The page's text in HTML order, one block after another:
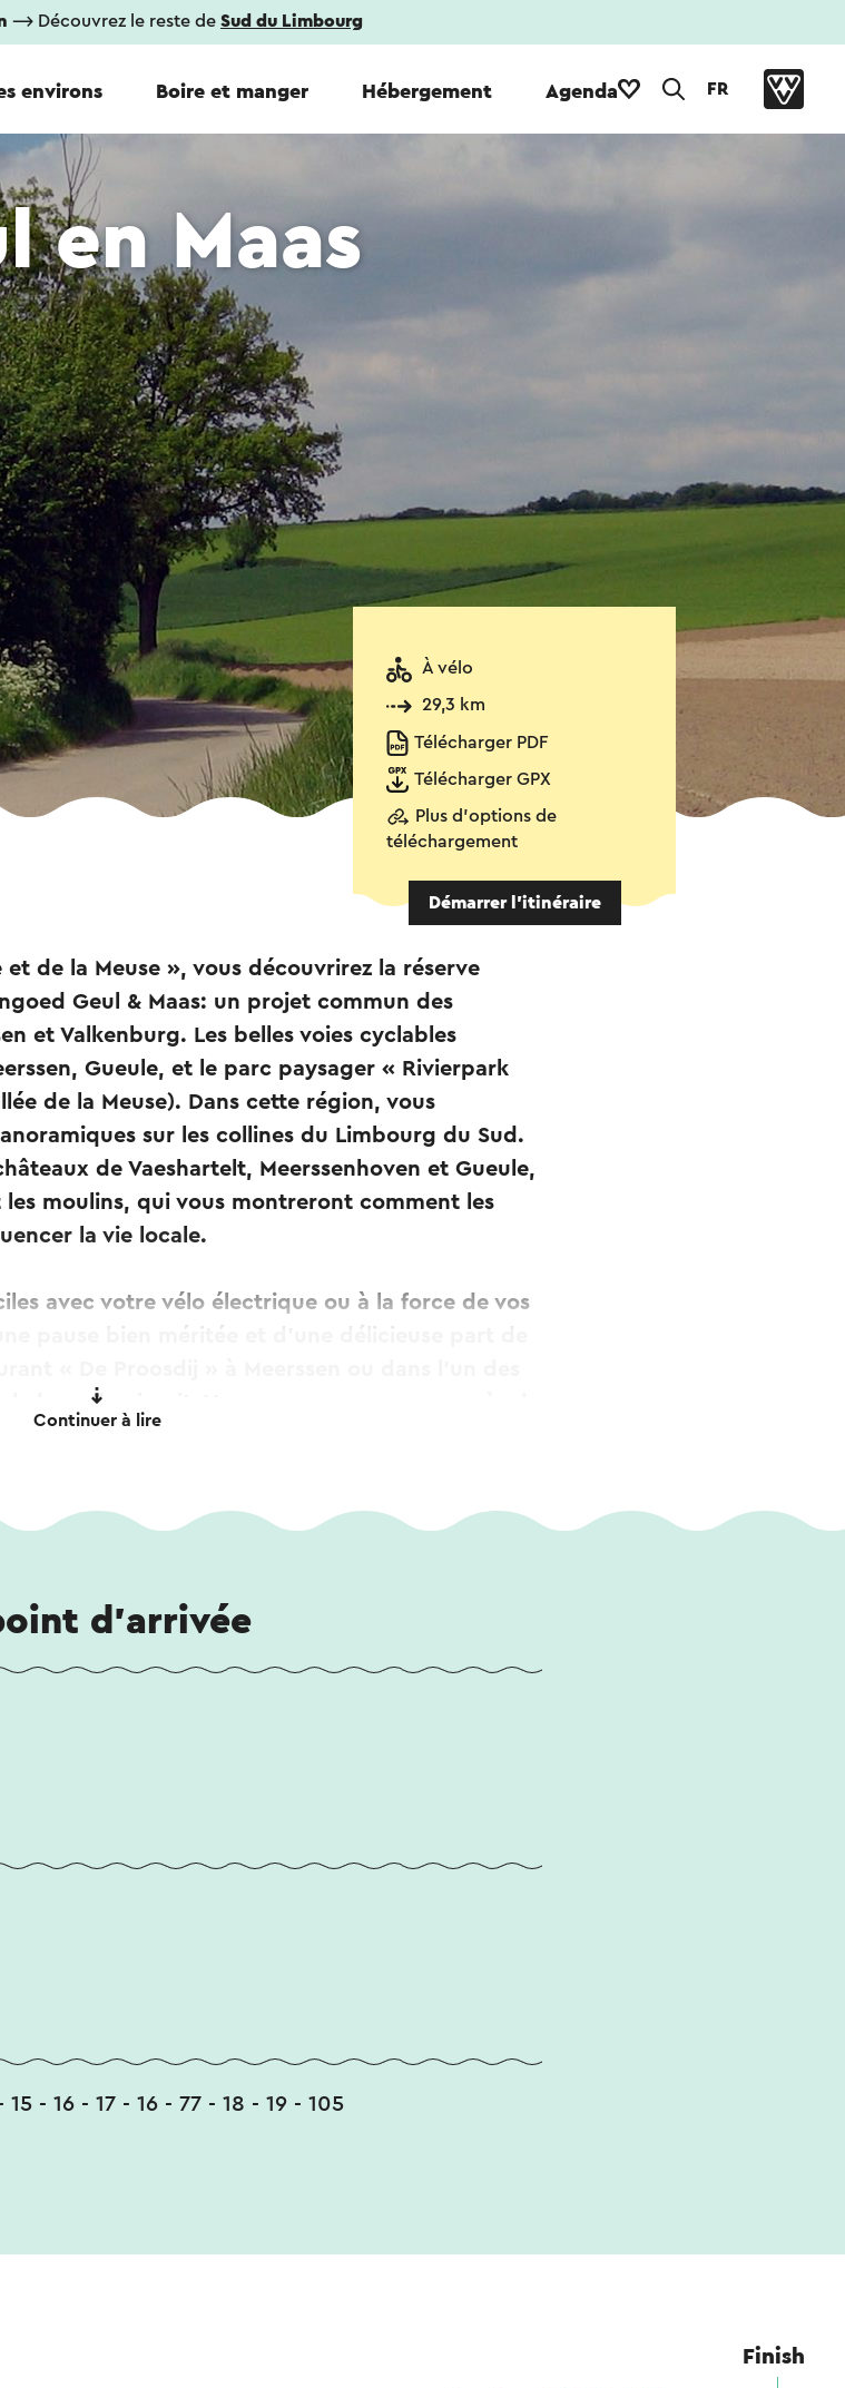
⟶ Découvrez le reste de Sud du Limbourg
environs Boire et manger Hébergement Agenda FR
en Maas
À vélo
29,3 km
Télécharger PDF
Télécharger GPX
Plus d'options de
téléchargement
Démarrer l’itinéraire
de la Meuse », vous découvrirez la réserve
Geul & Maas: un projet commun des
et Valkenburg. Les belles voies cyclables
Gueule, et le parc paysager « Rivierpark
de la Meuse). Dans cette région, vous
sur les collines du Limbourg du Sud.
de Vaeshartelt, Meerssenhoven et Gueule,
moulins, qui vous montreront comment les
la vie locale.
avec votre vélo électrique ou à la force de vos
le long du circuit. Vous pouvez vous garer près du
Continuer à lire
d'arrivée
- 16 - 17 - 16 - 77 - 18 - 19 - 105
Finish